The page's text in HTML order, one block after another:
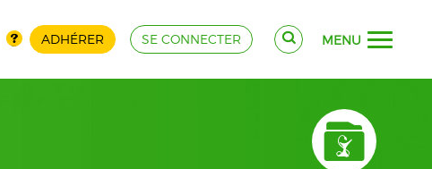
ADHÉRER SE CONNECTER MENU